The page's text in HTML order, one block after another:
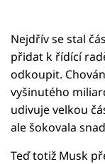
Nejdřív se stal
přidat k řídící
odkoupit.
vyšinutého
udivuje velkou
ale šokovala
Teď totiž Musk